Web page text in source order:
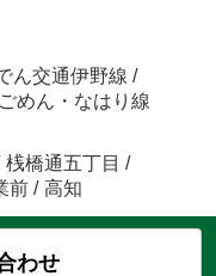
ん交通伊野線 /
めん・なはり線
桟橋通五丁目 /
前 / 高知
わせ